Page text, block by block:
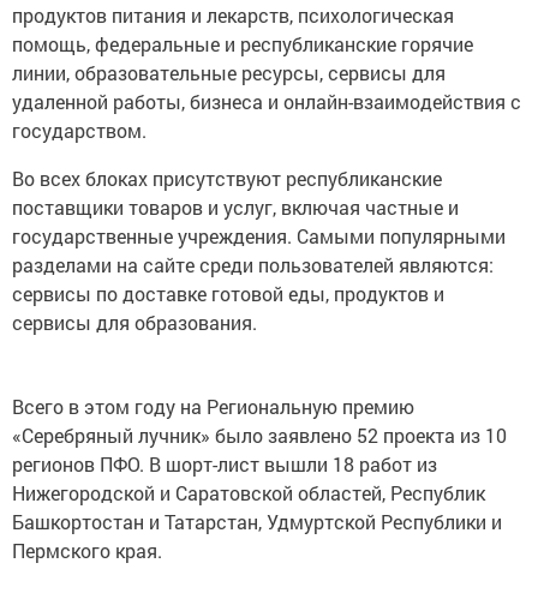
продуктов питания и лекарств, психологическая
помощь, федеральные и республиканские горячие
линии, образовательные ресурсы, сервисы для
удаленной работы, бизнеса и онлайн-взаимодействия с
государством.
Во всех блоках присутствуют республиканские
поставщики товаров и услуг, включая частные и
государственные учреждения. Самыми популярными
разделами на сайте среди пользователей являются:
сервисы по доставке готовой еды, продуктов и
сервисы для образования.
Всего в этом году на Региональную премию
«Серебряный лучник» было заявлено 52 проекта из 10
регионов ПФО. В шорт-лист вышли 18 работ из
Нижегородской и Саратовской областей, Республик
Башкортостан и Татарстан, Удмуртской Республики и
Пермского края.